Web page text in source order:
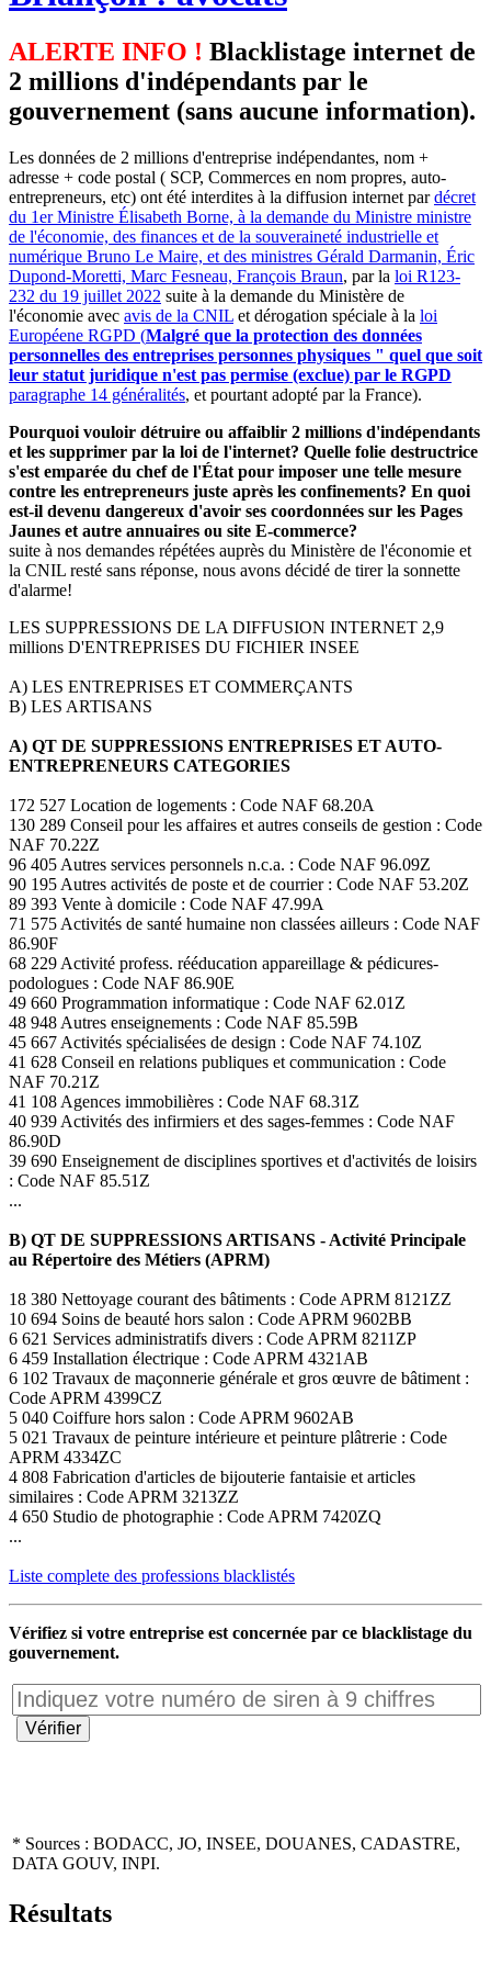
ALERTE INFO ! Blacklistage internet de
2 millions d'indépendants par le
gouvernement (sans aucune information).
Les données de 2 millions d'entreprise indépendantes, nom +
adresse + code postal ( SCP, Commerces en nom propres, auto-
entrepreneurs, etc) ont été interdites à la diffusion internet pardécret
du 1er Ministre Élisabeth Borne, à la demande du Ministre ministre
de l'économie, des finances et de la souveraineté industrielle et
numérique Bruno Le Maire, et des ministres Gérald Darmanin, Éric
Dupond-Moretti, Marc Fesneau, François Braun, par la loi R123-
232 du 19 juillet 2022 suite à la demande du Ministère de
l'économie avec avis de la CNIL et dérogation spéciale à la loi
Européene RGPD (Malgré que la protection des données
personnelles des entreprises personnes physiques " quel que soit
leur statut juridique n'est pas permise (exclue) par le RGPD
paragraphe 14 généralités, et pourtant adopté par la France).
Pourquoi vouloir détruire ou affaiblir 2 millions d'indépendants
et les supprimer par la loi de l'internet? Quelle folie destructrice
s'est emparée du chef de l'État pour imposer une telle mesure
contre les entrepreneurs juste après les confinements? En quoi
est-il devenu dangereux d'avoir ses coordonnées sur les Pages
Jaunes et autre annuaires ou site E-commerce?
suite à nos demandes répétées auprès du Ministère de l'économie et
la CNIL resté sans réponse, nous avons décidé de tirer la sonnette
d'alarme!
LES SUPPRESSIONS DE LA DIFFUSION INTERNET 2,9
millions D'ENTREPRISES DU FICHIER INSEE
A) LES ENTREPRISES ET COMMERÇANTS
B) LES ARTISANS
A) QT DE SUPPRESSIONS ENTREPRISES ET AUTO-
ENTREPRENEURS CATEGORIES
172 527 Location de logements : Code NAF 68.20A
130 289 Conseil pour les affaires et autres conseils de gestion : Code
NAF 70.22Z
96 405 Autres services personnels n.c.a. : Code NAF 96.09Z
90 195 Autres activités de poste et de courrier : Code NAF 53.20Z
89 393 Vente à domicile : Code NAF 47.99A
71 575 Activités de santé humaine non classées ailleurs : Code NAF
86.90F
68 229 Activité profess. rééducation appareillage & pédicures-
podologues : Code NAF 86.90E
49 660 Programmation informatique : Code NAF 62.01Z
48 948 Autres enseignements : Code NAF 85.59B
45 667 Activités spécialisées de design : Code NAF 74.10Z
41 628 Conseil en relations publiques et communication : Code
NAF 70.21Z
41 108 Agences immobilières : Code NAF 68.31Z
40 939 Activités des infirmiers et des sages-femmes : Code NAF
86.90D
39 690 Enseignement de disciplines sportives et d'activités de loisirs
: Code NAF 85.51Z
...
B) QT DE SUPPRESSIONS ARTISANS - Activité Principale
au Répertoire des Métiers (APRM)
18 380 Nettoyage courant des bâtiments : Code APRM 8121ZZ
10 694 Soins de beauté hors salon : Code APRM 9602BB
6 621 Services administratifs divers : Code APRM 8211ZP
6 459 Installation électrique : Code APRM 4321AB
6 102 Travaux de maçonnerie générale et gros œuvre de bâtiment :
Code APRM 4399CZ
5 040 Coiffure hors salon : Code APRM 9602AB
5 021 Travaux de peinture intérieure et peinture plâtrerie : Code
APRM 4334ZC
4 808 Fabrication d'articles de bijouterie fantaisie et articles
similaires : Code APRM 3213ZZ
4 650 Studio de photographie : Code APRM 7420ZQ
...
Liste complete des professions blacklistés
Vérifiez si votre entreprise est concernée par ce blacklistage du
gouvernement.
* Sources : BODACC, JO, INSEE, DOUANES, CADASTRE,
DATA GOUV, INPI.
Résultats